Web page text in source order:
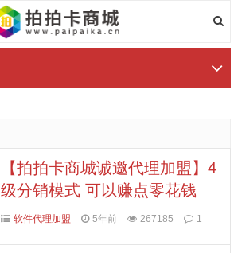
【拍拍卡商城诚邀代理加盟】4
级分销模式 可以赚点零花钱
软件代理加盟 5年前 267185 1